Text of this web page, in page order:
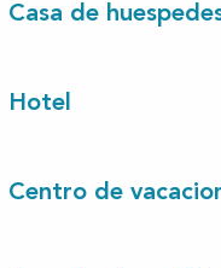
Casa de
Hotel
Centro de